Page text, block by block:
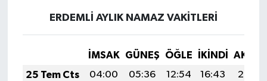
ERDEMLİ AYLIK NAMAZ VAKITLERI
İMSAK GÜNEŞ ÖĞLE İKINDI
25 Tem Cts
04:00 05:36 12:54 16:43
20:03